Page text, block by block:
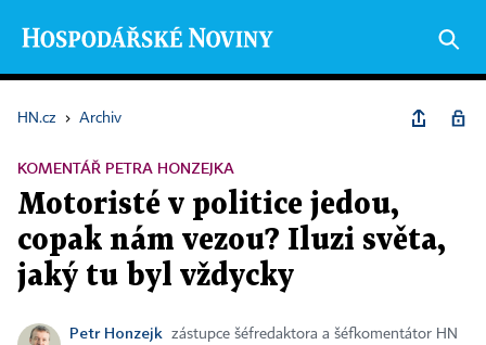
HN.cz › Archiv
KOMENTÁŘ PETRA HONZEJKA
Motoristé v politice jedou,
copak nám vezou? Iluzi světa,
jaký tu byl vždycky
Petr Honzejk
zástupce šéfredaktora a šéfkomentátor HN